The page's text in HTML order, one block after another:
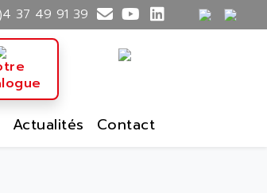
37 49 91 39
Actualités Contact